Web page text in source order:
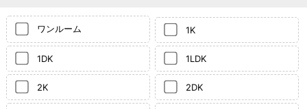
ワンルーム 1K
1DK 1LDK
2K 2DK